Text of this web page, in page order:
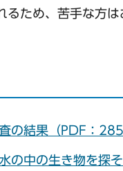
ため、苦手な方は
の結果（PDF：
の中の生き物を探